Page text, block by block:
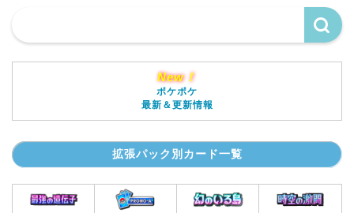
New！
ポケポケ
最新＆更新情報
拡張パック別カード一覧